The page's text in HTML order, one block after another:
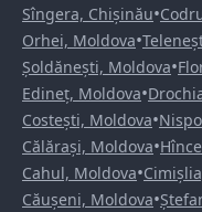
Sîngera, Chișinău•
Orhei, Moldova•
Șoldănești, Moldova•
Edineț, Moldova•
Costești, Moldova•
Călărași, Moldova•
Cahul, Moldova•
Căușeni, Moldova•